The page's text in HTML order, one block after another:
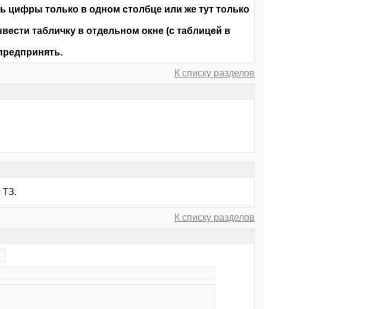
цифры только в одном столбце или же тут только
табличку в отдельном окне (с таблицей в
К списку разделов
ТЗ.
К списку разделов